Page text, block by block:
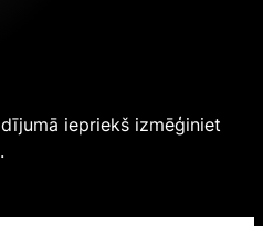
iepriekš izmēģiniet